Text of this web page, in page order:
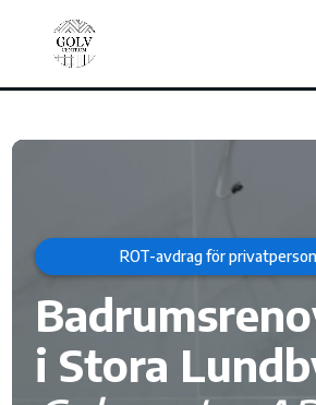
Videospelare
ROT-avdrag för
i Stora